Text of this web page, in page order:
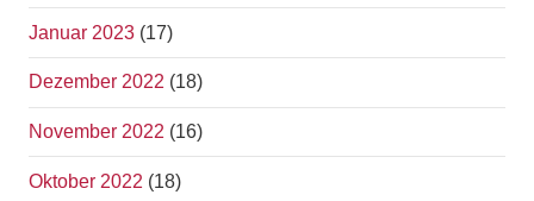
Januar 2023 (17)
Dezember 2022 (18)
November 2022 (16)
Oktober 2022 (18)